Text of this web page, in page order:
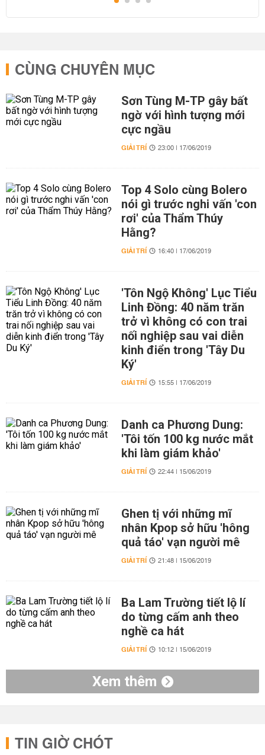
CÙNG CHUYÊN MỤC
Sơn Tùng M-TP gây bất
ngờ với hình tượng mới
cực ngầu
GIẢI TRÍ 23:00 | 17/06/2019
Top 4 Solo cùng Bolero
nói gì trước nghi vấn 'con
rơi' của Thẩm Thúy
Hằng?
GIẢI TRÍ 16:40 | 17/06/2019
'Tôn Ngộ Không' Lục Tiểu
Linh Đồng: 40 năm trăn
trở vì không có con trai
nối nghiệp sau vai diễn
kinh điển trong 'Tây Du
Ký'
GIẢI TRÍ 15:55 | 17/06/2019
Danh ca Phương Dung:
'Tôi tốn 100 kg nước mắt
khi làm giám khảo'
GIẢI TRÍ 22:44 | 15/06/2019
Ghen tị với những mĩ
nhân Kpop sở hữu 'hông
quả táo' vạn người mê
GIẢI TRÍ 21:48 | 15/06/2019
Ba Lam Trường tiết lộ lí
do từng cấm anh theo
nghề ca hát
GIẢI TRÍ 10:12 | 15/06/2019
Xem thêm
TIN GIỜ CHÓT